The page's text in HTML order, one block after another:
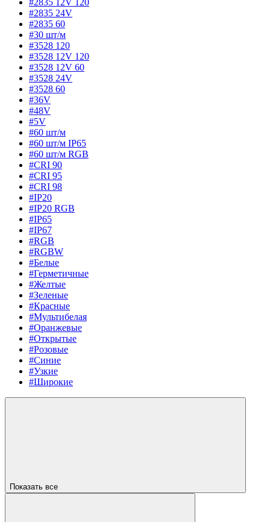
#2835 12V 120
#2835 24V
#2835 60
#30 шт/м
#3528 120
#3528 12V 120
#3528 12V 60
#3528 24V
#3528 60
#36V
#48V
#5V
#60 шт/м
#60 шт/м IP65
#60 шт/м RGB
#CRI 90
#CRI 95
#CRI 98
#IP20
#IP20 RGB
#IP65
#IP67
#RGB
#RGBW
#Белые
#Герметичные
#Желтые
#Зеленые
#Красные
#Мультибелая
#Оранжевые
#Открытые
#Розовые
#Синие
#Узкие
#Широкие
Показать все